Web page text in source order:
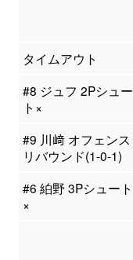
タイムアウト
#8 ジュフ 2Pシュー
ト×
#9 川﨑 オフェンス
リバウンド(1-0-1)
#6 絈野 3Pシュート
×